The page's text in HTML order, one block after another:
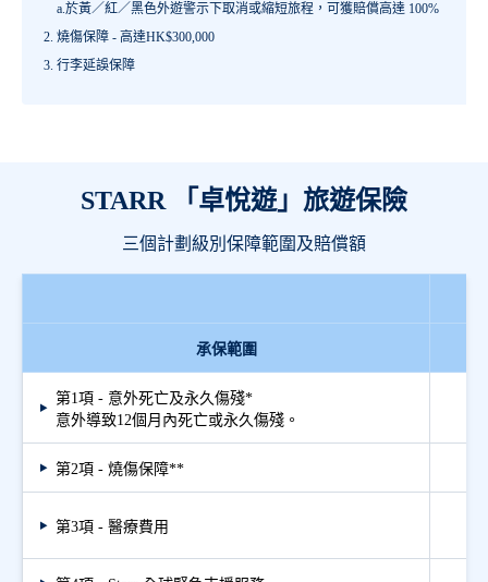
a.於黃／紅／黑色外遊警示下取消或縮短旅程，可獲賠償高達 100%
燒傷保障 - 高達HK$300,000
行李延誤保障
STARR 「卓悅遊」旅遊保險
三個計劃級別保障範圍及賠償額
承保範圍
第1項 - 意外死亡及永久傷殘*
意外導致12個月內死亡或永久傷殘。
第2項 - 燒傷保障**
第3項 - 醫療費用